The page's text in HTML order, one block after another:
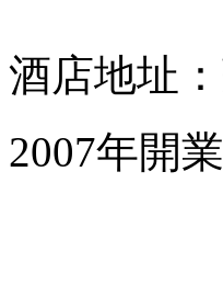
酒店地址
2007年開